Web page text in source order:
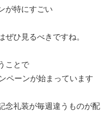
が特にすごい
ぜひ見るべきですね。
ことで
ペーンが始まっています
念礼装が毎週違うものが配